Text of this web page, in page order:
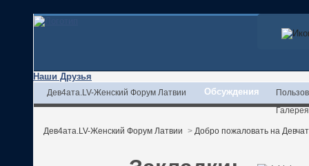
Наши Друзья
Дев4ата.LV-Женский Форум Латвии Обсуждения
Галерея
Дев4ата.LV-Женский Форум Латвии > Добро пожаловать на